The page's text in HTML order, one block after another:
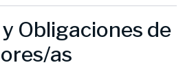
Obligaciones de
as